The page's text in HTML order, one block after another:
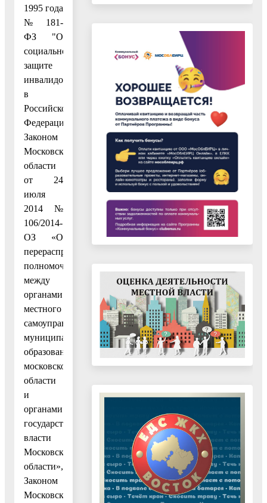
1995 года
№ 181-
ФЗ "О
социальной
защите
инвалидов
в
Российской
Федерации",
Законом
Московской
области
от 24
июля
2014 №
106/2014-
ОЗ «О
перераспределении
полномочий
между
органами
местного
самоуправления
муниципальных
образований
московской
области
и
органами
государственной
власти
Московской
области»,
Законом
Московской